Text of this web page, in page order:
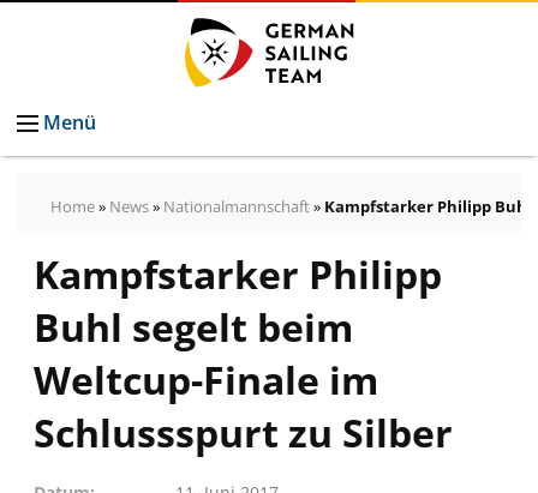
Menü
Home» News» Nationalmannschaft» Kampfstarker Philipp Buhl
Pressemeldungen
Bilder
Pressekontakt
Autogrammkarten
German
Kampfstarker Philipp
Buhl segelt beim
Weltcup-Finale im
Schlussspurt zu Silber